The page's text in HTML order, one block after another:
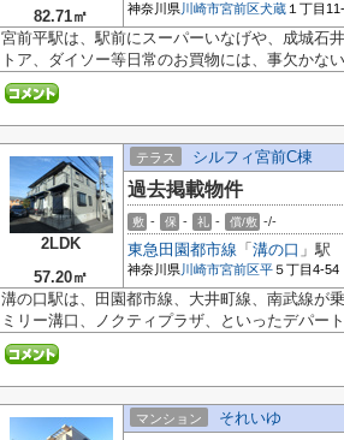
82.71㎡
神奈川県川崎市宮前区犬蔵 １丁目
宮前平駅は、駅前にスーパーいなげや、成城石
トア、ダイソー等日常のお買物には、事欠かな
2LDK
57.20㎡
テラス シルフィ宮前C棟
過去掲載物件
敷 - 保 - 礼 - 償/敷 -/-
東急田園都市線 「 溝の口 」駅
神奈川県川崎市宮前区平 ５丁目4-54
溝の口駅は、田園都市線、大井町線、南武線が
ミリー溝口、ノクティプラザ、といったデパー
マンション それいゆ